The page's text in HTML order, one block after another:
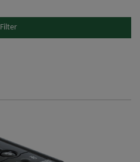
Filter